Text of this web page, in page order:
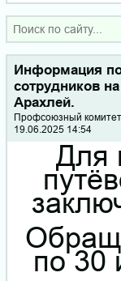
Информация
сотрудников
Арахлей.
Профсоюзный
19.06.2025 14:54
Для
по 30